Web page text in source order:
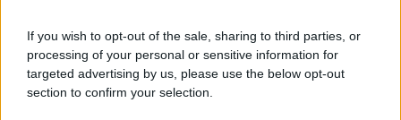
If you wish to opt-out of the sale, sharing to third parties, or
processing of your personal or sensitive information for
targeted advertising by us, please use the below opt-out
section to confirm your selection.